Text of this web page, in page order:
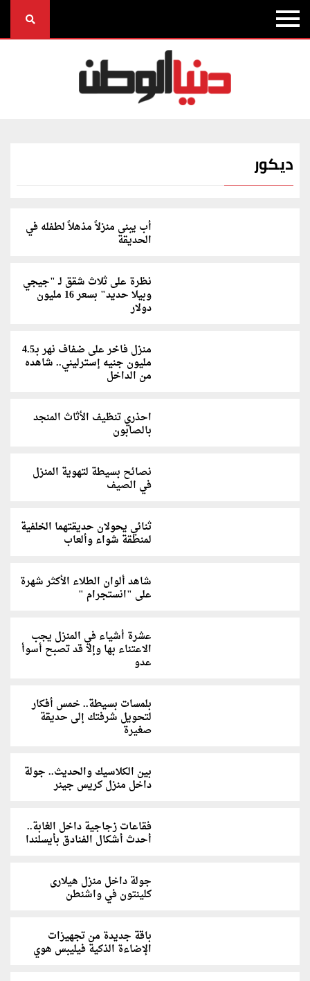
ديكور
أب يبنى منزلاً مذهلاً لطفله في
الحديقة
نظرة على ثلاث شقق لـ "جيجي
وبيلا حديد" بسعر 16 مليون
دولار
منزل فاخر على ضفاف نهر بـ4.5
مليون جنيه إسترليني.. شاهده
من الداخل
احذري تنظيف الأثاث المنجد
بالصابون
نصائح بسيطة لتهوية المنزل
في الصيف
ثنائي يحولان حديقتهما الخلفية
لمنطقة شواء وألعاب
شاهد ألوان الطلاء الأكثر شهرة
على "انستجرام "
عشرة أشياء في المنزل يجب
الاعتناء بها وإلا قد تصبح أسوأ
عدو
بلمسات بسيطة.. خمس أفكار
لتحويل شرفتك إلى حديقة
صغيرة
بين الكلاسيك والحديث.. جولة
داخل منزل كريس جينر
فقاعات زجاجية داخل الغابة..
أحدث أشكال الفنادق بأيسلندا
جولة داخل منزل هيلارى
كلينتون في واشنطن
باقة جديدة من تجهيزات
الإضاءة الذكية فيليبس هوي